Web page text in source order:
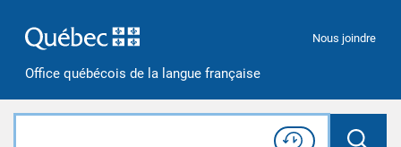
Office québécois de la langue française
Nous joindre
Rechercher dans tout le site
Lancer
Consulter l'
Historique
de recherche